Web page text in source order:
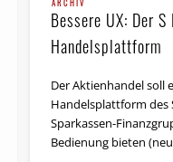
Bessere UX: Der
Handelsplattform
Der Aktienhandel soll
Handelsplattform des
Sparkassen-
Bedienung bieten